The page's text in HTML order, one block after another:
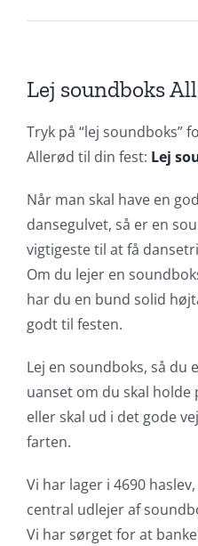
Lej soundboks
Tryk på “lej soundboks”
Allerød til din fest: Lej
Når man skal have en
dansegulvet, så er en
vigtigeste til at få
Om du lejer en
har du en bund solid
godt til festen.
Lej en soundboks, så du
uanset om du skal
eller skal ud i det gode
farten.
Vi har lager i 4690
central udlejer af
Vi har sørget for at